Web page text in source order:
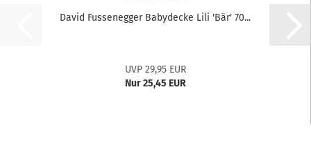
David Fussenegger Babydecke Lili 'Bär' 70...
UVP 29,95 EUR
Nur 25,45 EUR